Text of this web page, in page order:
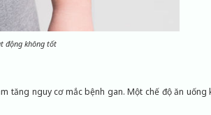
động không tốt
tăng nguy cơ mắc bệnh gan. Một chế độ ăn uống